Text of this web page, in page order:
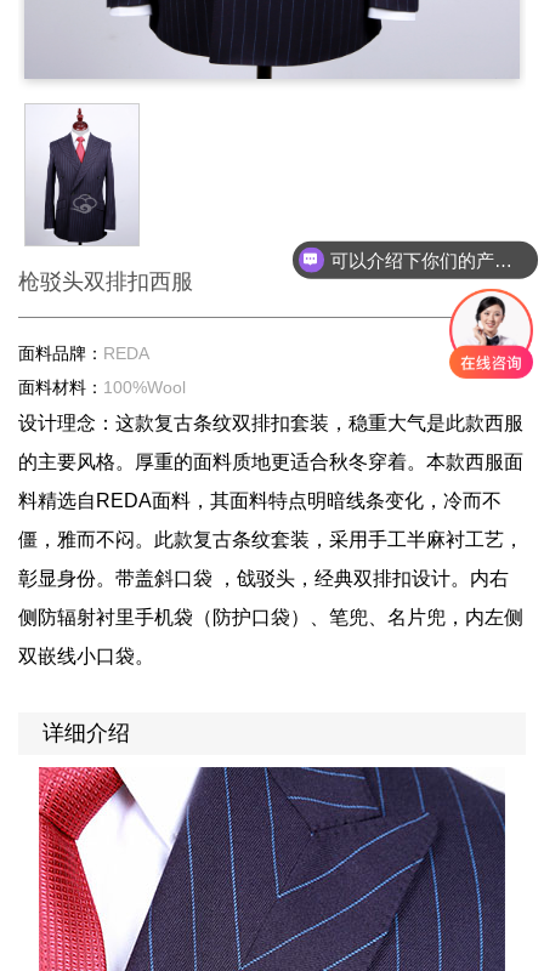
枪驳头双排扣西服
面料品牌： REDA
面料材料： 100%Wool
设计理念：这款复古条纹双排扣套装，稳重大气是此款西服
的主要风格。厚重的面料质地更适合秋冬穿着。本款西服面
料精选自REDA面料，其面料特点明暗线条变化，冷而不
僵，雅而不闷。此款复古条纹套装，采用手工半麻衬工艺，
彰显身份。带盖斜口袋 ，戗驳头，经典双排扣设计。内右
侧防辐射衬里手机袋（防护口袋）、笔兜、名片兜，内左侧
双嵌线小口袋。
详细介绍
可以介绍下你们的产品么？